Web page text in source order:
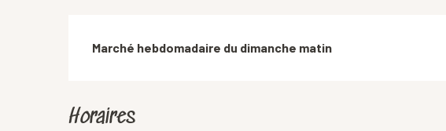
Description
Marché hebdomadaire du dimanche matin
Horaires